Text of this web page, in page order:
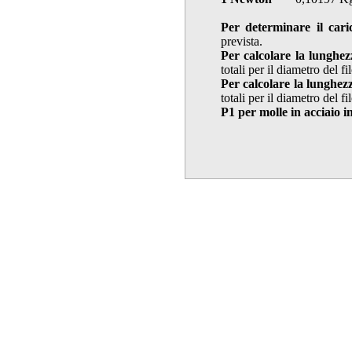
Per determinare il
prevista.
Per calcolare la
totali per il diametro del
Per calcolare la
totali per il diametro del
P1 per molle in acciaio